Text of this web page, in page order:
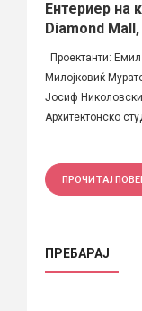
Ентериер на
Diamond
Проектанти:
Милојковиќ
Јосиф
Архитектонско
ПРОЧИТАЈ
ПРЕБАРАЈ